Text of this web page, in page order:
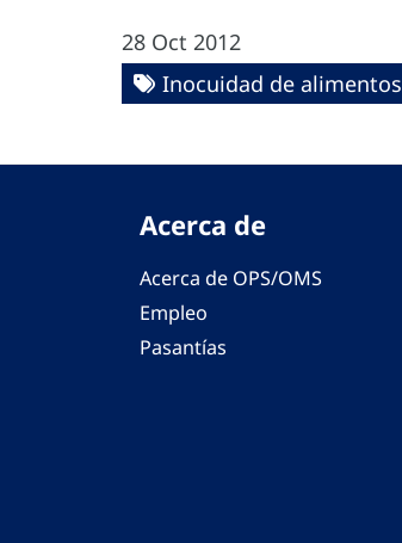
28 Oct 2012
Inocuidad de alimentos
Acerca de
Acerca de OPS/OMS
Empleo
Pasantías